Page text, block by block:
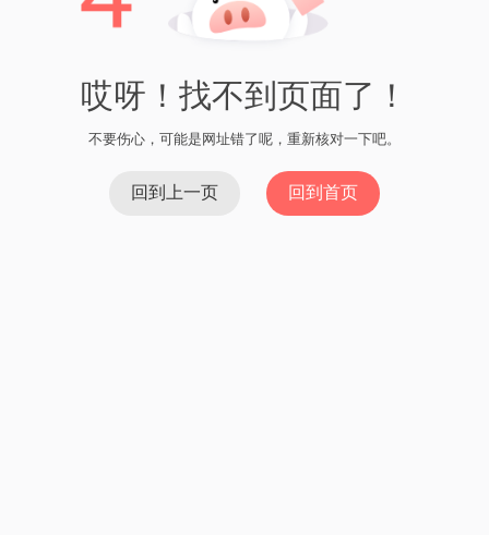
哎呀！找不到页面了！
不要伤心，可能是网址错了呢，重新核对一下吧。
回到上一页 回到首页